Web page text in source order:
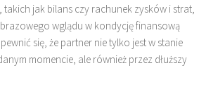
jak bilans czy rachunek zysków i strat,
wglądu w kondycję finansową
się, że partner nie tylko jest w stanie
momencie, ale również przez dłuższy